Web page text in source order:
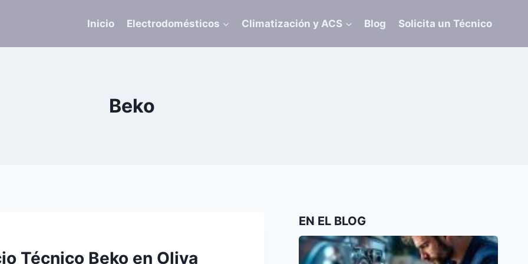
Inicio Electrodomésticos Climatización y ACS Blog Solicita un Técnico
Beko
Técnico Beko en Oliva
EN EL BLOG